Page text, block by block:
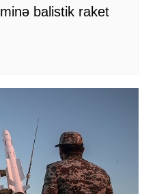
balistik raket